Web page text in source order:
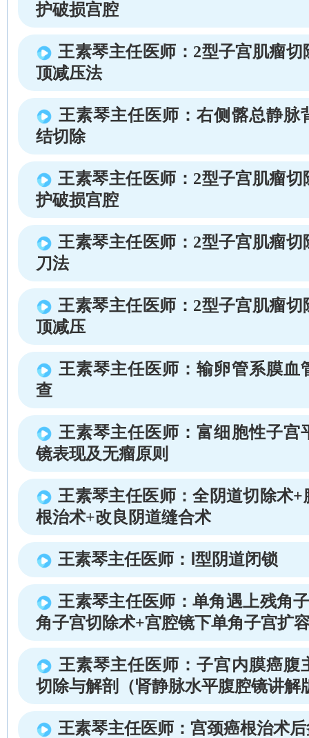
护破损宫腔
王素琴主任医师：2型子宫肌瘤切
顶减压法
王素琴主任医师：右侧髂总静脉
结切除
王素琴主任医师：2型子宫肌瘤切
护破损宫腔
王素琴主任医师：2型子宫肌瘤切
刀法
王素琴主任医师：2型子宫肌瘤切
顶减压
王素琴主任医师：输卵管系膜血
查
王素琴主任医师：富细胞性子宫
镜表现及无瘤原则
王素琴主任医师：全阴道切除术
根治术+改良阴道缝合术
王素琴主任医师：Ⅰ型阴道闭锁
王素琴主任医师：单角遇上残角
角子宫切除术+宫腔镜下单角子宫扩
王素琴主任医师：子宫内膜癌腹
切除与解剖（肾静脉水平腹腔镜讲解
王素琴主任医师：宫颈癌根治术